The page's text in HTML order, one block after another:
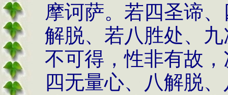
摩诃萨。若四圣谛
解脱、若八胜处、
不可得，性非有故
四无量心、八解脱